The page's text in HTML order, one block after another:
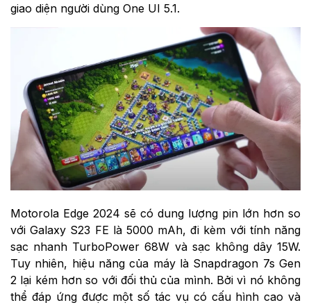
giao diện người dùng One UI 5.1.
Motorola Edge 2024 sẽ có dung lượng pin lớn hơn so
vớiGalaxy S23 FE là 5000 mAh, đi kèm với tính năng
sạc nhanh TurboPower 68W và sạc không dây 15W.
Tuy nhiên, hiệu năng của máy là Snapdragon 7s Gen
2 lại kém hơn so với đối thủ của mình. Bởi vì nó không
thể đáp ứng được một số tác vụ có cấu hình cao và